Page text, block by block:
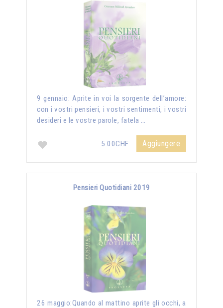
9 gennaio: Aprite in voi la sorgente dell’amore:
con i vostri pensieri, i vostri sentimenti, i vostri
desideri e le vostre parole, fatela …
5.00CHF Aggiungere
Pensieri Quotidiani 2019
26 maggio:Quando al mattino aprite gli occhi, a